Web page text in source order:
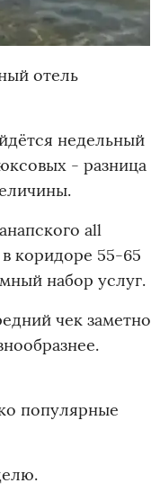
отель
недельный
- разница
all
коридоре 55-65
набор услуг.
чек заметно
популярные